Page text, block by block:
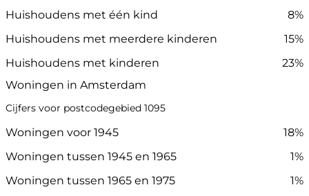
Huishoudens met één kind
8%
Huishoudens met meerdere kinderen
15%
Huishoudens met kinderen
23%
Woningen in Amsterdam
Cijfers voor postcodegebied 1095
Woningen voor 1945
18%
Woningen tussen 1945 en 1965
1%
Woningen tussen 1965 en 1975
1%